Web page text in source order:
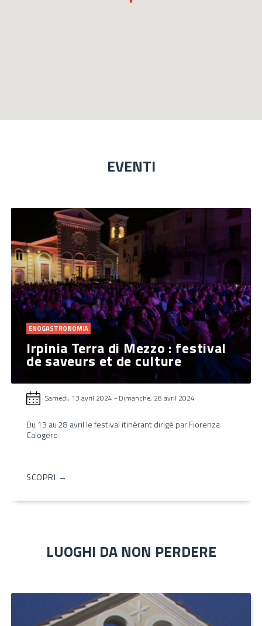
EVENTI
ENOGASTRONOMIA
Irpinia Terra di Mezzo : festival
de saveurs et de culture
Samedi, 13 avril 2024 - Dimanche, 28 avril 2024
Du 13 au 28 avril le festival itinérant dirigé par Fiorenza
Calogero
SCOPRI →
LUOGHI DA NON PERDERE